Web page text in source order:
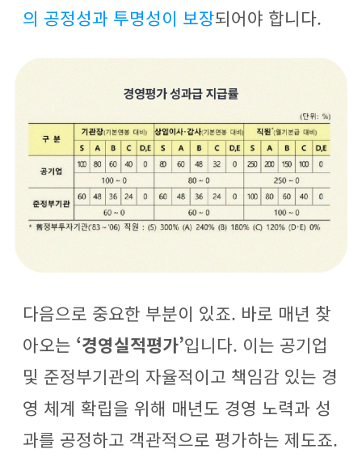
의 공정성과 투명성이 보장되어야 합니다.
다음으로 중요한 부분이 있죠. 바로 매년 찾
아오는 ‘경영실적평가’입니다. 이는 공기업
및 준정부기관의 자율적이고 책임감 있는 경
영 체계 확립을 위해 매년도 경영 노력과 성
과를 공정하고 객관적으로 평가하는 제도죠.